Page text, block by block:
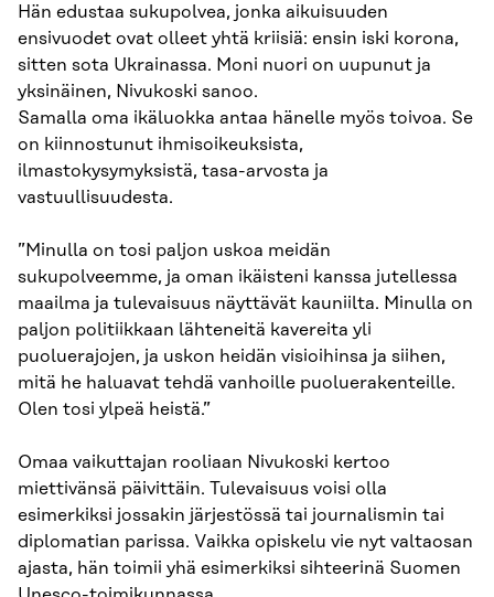
Hän edustaa sukupolvea, jonka aikuisuuden
ensivuodet ovat olleet yhtä kriisiä: ensin iski korona,
sitten sota Ukrainassa. Moni nuori on uupunut ja
yksinäinen, Nivukoski sanoo.
Samalla oma ikäluokka antaa hänelle myös toivoa. Se
on kiinnostunut ihmisoikeuksista,
ilmastokysymyksistä, tasa-arvosta ja
vastuullisuudesta.
”Minulla on tosi paljon uskoa meidän
sukupolveemme, ja oman ikäisteni kanssa jutellessa
maailma ja tulevaisuus näyttävät kauniilta. Minulla on
paljon politiikkaan lähteneitä kavereita yli
puoluerajojen, ja uskon heidän visioihinsa ja siihen,
mitä he haluavat tehdä vanhoille puoluerakenteille.
Olen tosi ylpeä heistä.”
Omaa vaikuttajan rooliaan Nivukoski kertoo
miettivänsä päivittäin. Tulevaisuus voisi olla
esimerkiksi jossakin järjestössä tai journalismin tai
diplomatian parissa. Vaikka opiskelu vie nyt valtaosan
ajasta, hän toimii yhä esimerkiksi sihteerinä Suomen